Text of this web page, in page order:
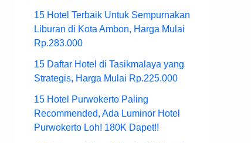
15 Hotel Terbaik Untuk Sempurnakan
Liburan di Kota Ambon, Harga Mulai
Rp.283.000
15 Daftar Hotel di Tasikmalaya yang
Strategis, Harga Mulai Rp.225.000
15 Hotel Purwokerto Paling
Recommended, Ada Luminor Hotel
Purwokerto Loh! 180K Dapet!!